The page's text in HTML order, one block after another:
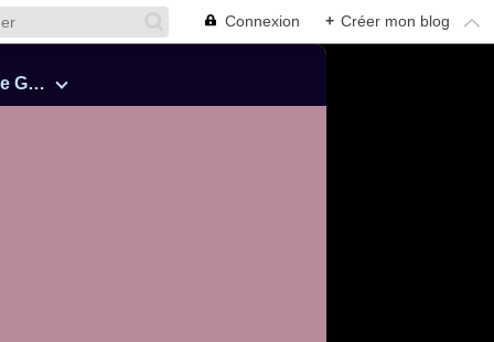
Connexion + Créer mon blog
Cinquante Nuances de Grey